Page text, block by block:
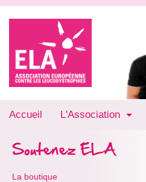
Accueil L'Association
Soutenez ELA
La boutique